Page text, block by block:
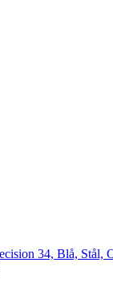
34, Blå, Stål,